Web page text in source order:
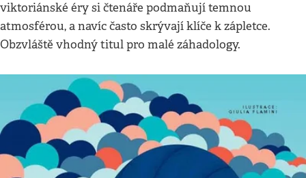
viktoriánské éry si čtenáře podmaňují temnou
atmosférou, a navíc často skrývají klíče k zápletce.
Obzvláště vhodný titul pro malé záhadology.